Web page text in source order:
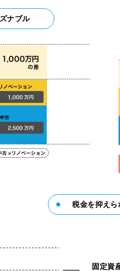
ナブル
税金を抑えら
固定資